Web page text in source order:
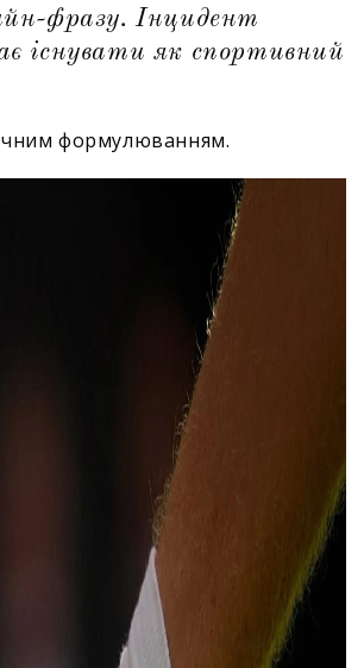
фразу. Інцидент
існувати як спортивний
формулюванням.